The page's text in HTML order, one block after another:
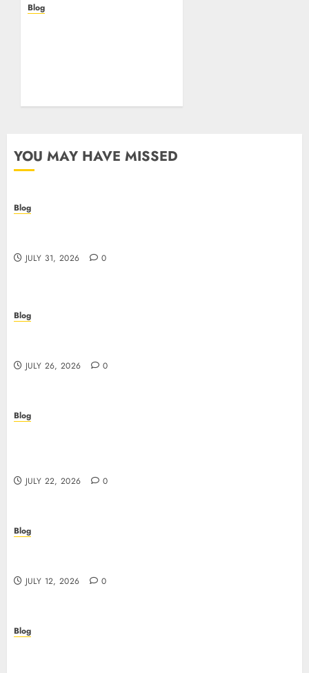
Blog
JULY 26, 2026 0
YOU MAY HAVE MISSED
Blog
JULY 31, 2026 0
Blog
JULY 26, 2026 0
Blog
JULY 22, 2026 0
Blog
JULY 12, 2026 0
Blog